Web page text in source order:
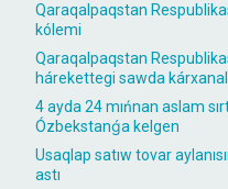
Qaraqalpaqstan
kólemi
Qaraqalpaqstan
hárekettegi sawda
4 ayda 24 mıńnan aslam
Ózbekstanǵa kelgen
Usaqlap satıw tovar
astı